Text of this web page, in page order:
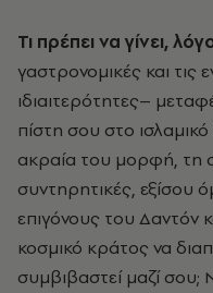
Τι πρέπει να γίνει,
γαστρονομικές και τις
ιδιαιτερότητες–
πίστη σου στο
ακραία του μορφή, τη
συντηρητικές, εξίσου
επιγόνους του Δαντόν
κοσμικό κράτος να
συμβιβαστεί μαζί σου;